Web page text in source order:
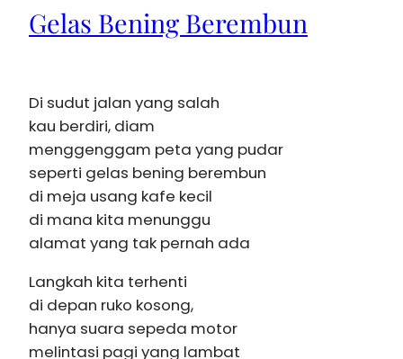
Gelas Bening Berembun
Di sudut jalan yang salah
kau berdiri, diam
menggenggam peta yang pudar
seperti gelas bening berembun
di meja usang kafe kecil
di mana kita menunggu
alamat yang tak pernah ada
Langkah kita terhenti
di depan ruko kosong,
hanya suara sepeda motor
melintasi pagi yang lambat